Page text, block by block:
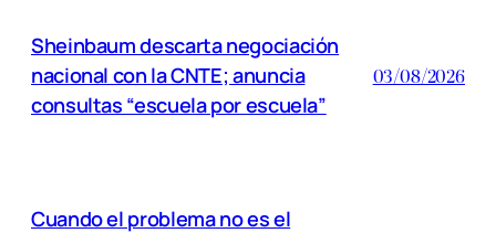
Sheinbaum descarta negociación
nacional con la CNTE; anuncia
consultas “escuela por escuela”
03/08/2026
Cuando el problema no es el